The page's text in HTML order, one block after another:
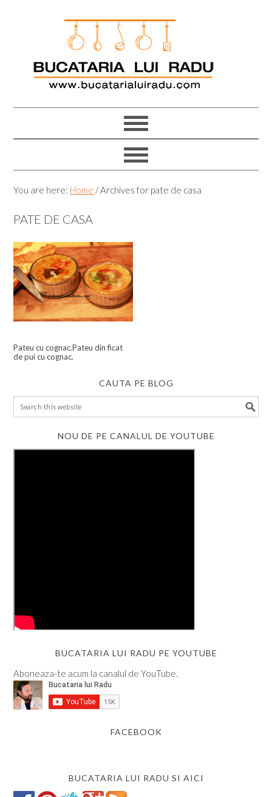
You are here: Home /Archives for pate de casa
PATE DE CASA
Pateu cu cognac.Pateu din ficat
de pui cu cognac.
CAUTA PE BLOG
NOU DE PE CANALUL DE YOUTUBE
BUCATARIA LUI RADU PE YOUTUBE
Aboneaza-te acum la canalul de YouTube.
FACEBOOK
BUCATARIA LUI RADU SI AICI